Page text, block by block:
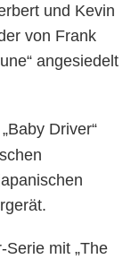
und Kevin
von Frank
angesiedelt
Driver“
Serie mit „The